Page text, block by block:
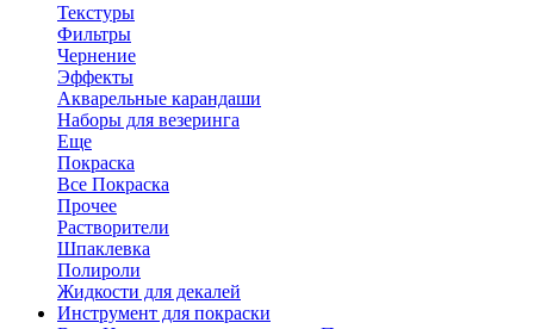
Текстуры
Фильтры
Чернение
Эффекты
Акварельные карандаши
Наборы для везеринга
Еще
Покраска
Все Покраска
Прочее
Растворители
Шпаклевка
Полироли
Жидкости для декалей
Инструмент для покраски